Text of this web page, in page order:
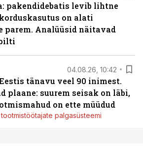
pakendidebatis levib lihtne
on alati
parem. Analüüsid näitavad
04.08.26, 10:42
tänavu veel 90 inimest.
plaane: suurem seisak on läbi,
on ette müüdud
palgasüsteemi